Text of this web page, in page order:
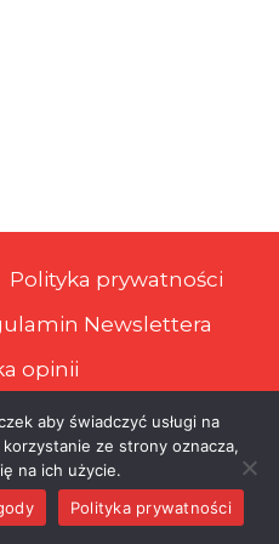
Polityka prywatności
Newslettera
opinii
aby świadczyć usługi na
ze strony oznacza,
na ich użycie.
Polityka prywatności